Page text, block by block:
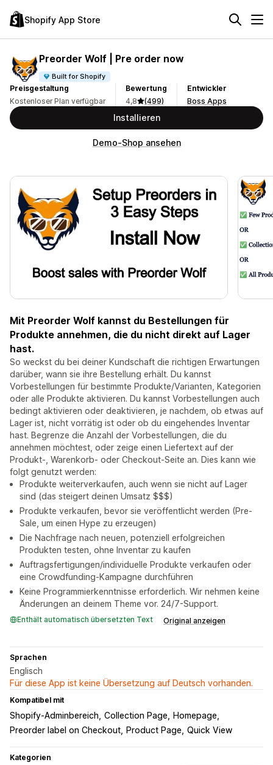
Shopify App Store
Preorder Wolf | Pre order now
Built for Shopify
Preisgestaltung
Kostenloser Plan verfügbar
Bewertung
4,8
(499)
Entwickler
Boss Apps
Installieren
Demo-Shop ansehen
Mit Preorder Wolf kannst du Bestellungen für
Produkte annehmen, die du nicht direkt auf Lager
hast.
So weckst du bei deiner Kundschaft die richtigen Erwartungen
darüber, wann sie ihre Bestellung erhält. Du kannst
Vorbestellungen für bestimmte Produkte/Varianten, Kategorien
oder alle Produkte aktivieren. Du kannst Vorbestellungen auch
bedingt aktivieren oder deaktivieren, je nachdem, ob etwas auf
Lager ist, nicht vorrätig ist oder ob du eingehendes Inventar
hast. Begrenze die Anzahl der Vorbestellungen, die du
annehmen möchtest, oder zeige einen Liefertext auf der
Produkt-, Warenkorb- oder Checkout-Seite an. Dies kann wie
folgt genutzt werden:
Produkte weiterverkaufen, auch wenn sie nicht auf Lager
sind (das steigert deinen Umsatz $$$)
Produkte verkaufen, bevor sie veröffentlicht werden (Pre-
Sale, um einen Hype zu erzeugen)
Die Nachfrage nach neuen, potenziell erfolgreichen
Produkten testen, ohne Inventar zu kaufen
Auftragsfertigungen/individuelle Produkte verkaufen oder
eine Crowdfunding-Kampagne durchführen
Keine Programmierkenntnisse erforderlich. Wir nehmen keine
Änderungen an deinem Theme vor. 24/7-Support.
Enthält automatisch übersetzten Text Original anzeigen
Sprachen
Englisch
Für diese App ist keine Übersetzung auf Deutsch vorhanden.
Kompatibel mit
Shopify-Adminbereich Collection Page
Homepage
Preorder label on Checkout
Product Page Quick View
Kategorien